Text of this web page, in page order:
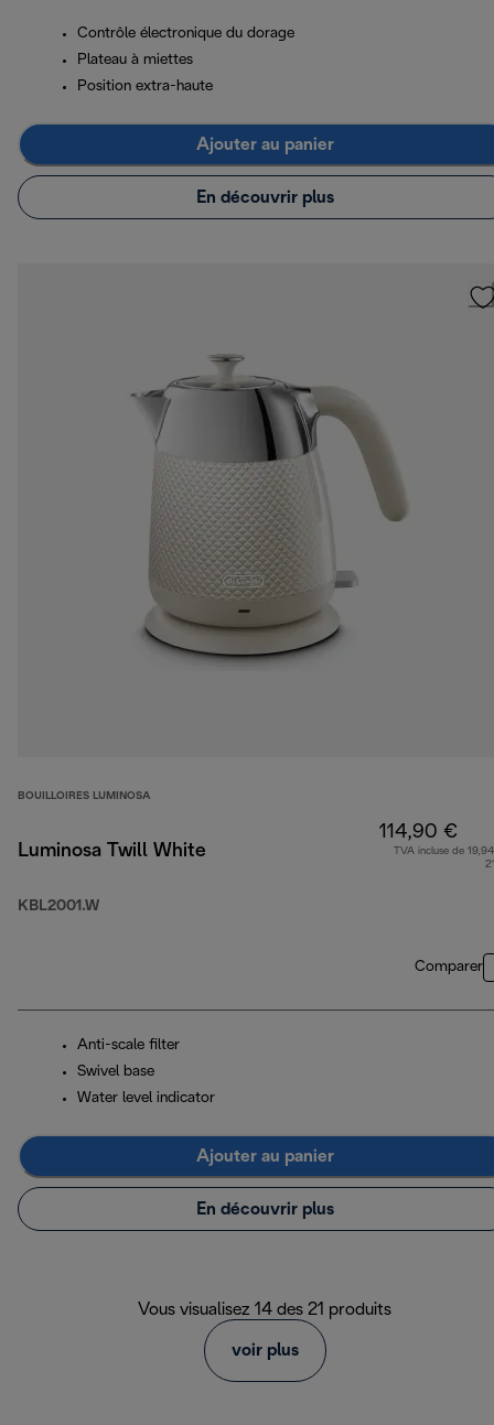
Contrôle électronique du dorage
Plateau à miettes
Position extra-haute
Ajouter au panier
En découvrir plus
BOUILLOIRES LUMINOSA
Luminosa Twill White
KBL2001.W
114,90 €
TVA incluse de
Comparer
Anti-scale filter
Swivel base
Water level indicator
Ajouter au panier
En découvrir plus
Vous visualisez 14 des 21 produits
voir plus